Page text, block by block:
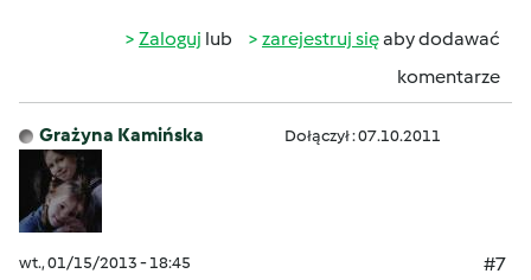
Zaloguj lub zarejestruj sięaby dodawać
komentarze
Grażyna Kamińska Dołączył : 07.10.2011
wt., 01/15/2013 - 18:45
#7